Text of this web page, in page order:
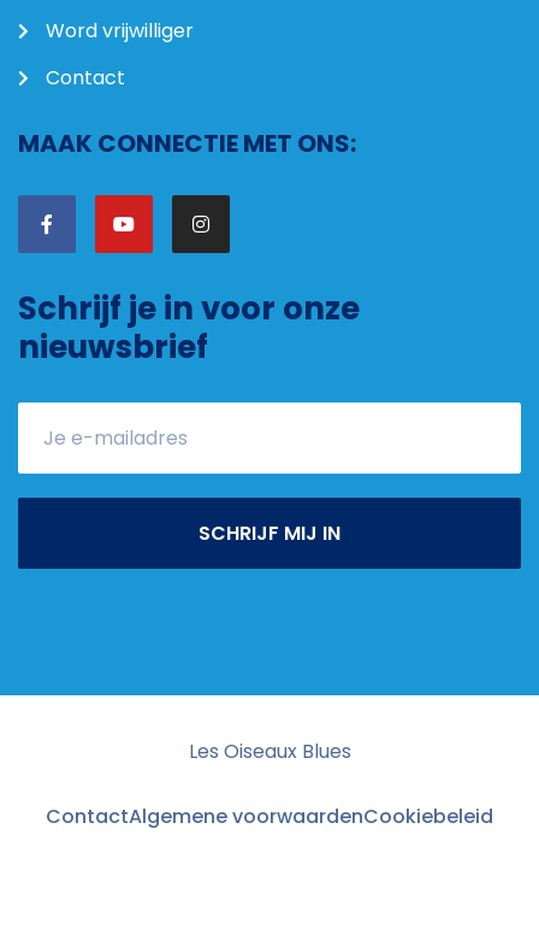
Word vrijwilliger
Contact
MAAK CONNECTIE MET ONS:
Schrijf je in voor onze
nieuwsbrief
SCHRIJF MIJ IN
Les Oiseaux Blues
ContactAlgemene voorwaardenCookiebeleid